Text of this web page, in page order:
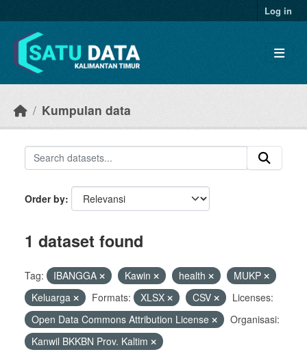
Log in
Kumpulan data
Order by
1 dataset found
Tag: IBANGGA Kawin health
MUKP
Keluarga
Formats: XLSX CSV
Licenses:
Open Data Commons Attribution License
Organisasi:
Kanwil BKKBN Prov. Kaltim